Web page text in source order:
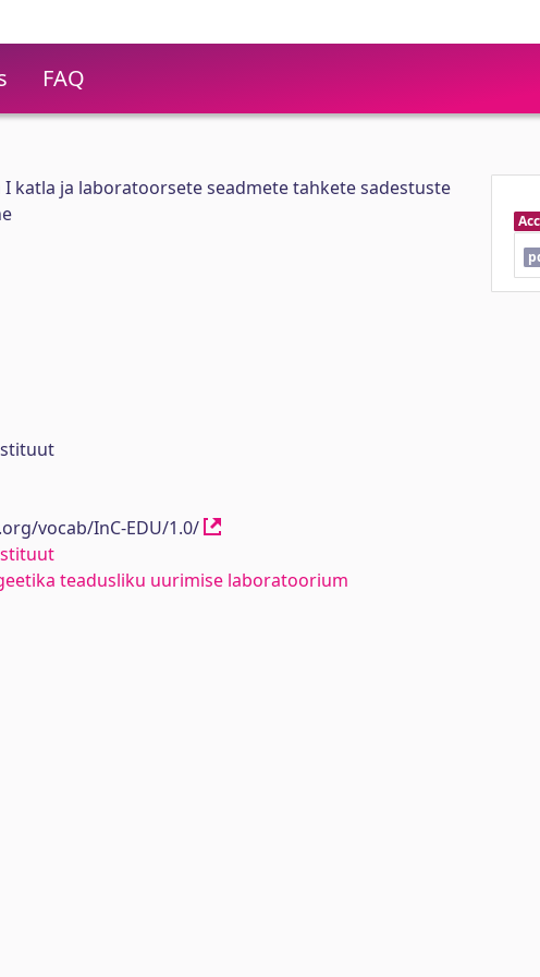
FAQ
katla ja laboratoorsete seadmete tahkete sadestuste
vocab/InC-EDU/1.0/
teadusliku uurimise laboratoorium